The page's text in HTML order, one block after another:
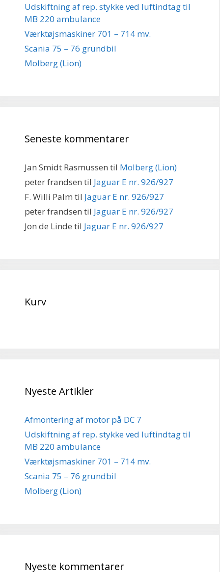
Udskiftning af rep. stykke ved luftindtag til
MB 220 ambulance
Værktøjsmaskiner 701 – 714 mv.
Scania 75 – 76 grundbil
Molberg (Lion)
Seneste kommentarer
Jan Smidt Rasmussen til Molberg (Lion)
peter frandsen til Jaguar E nr. 926/927
F. Willi Palm til Jaguar E nr. 926/927
peter frandsen til Jaguar E nr. 926/927
Jon de Linde til Jaguar E nr. 926/927
Kurv
Nyeste Artikler
Afmontering af motor på DC 7
Udskiftning af rep. stykke ved luftindtag til
MB 220 ambulance
Værktøjsmaskiner 701 – 714 mv.
Scania 75 – 76 grundbil
Molberg (Lion)
Nyeste kommentarer